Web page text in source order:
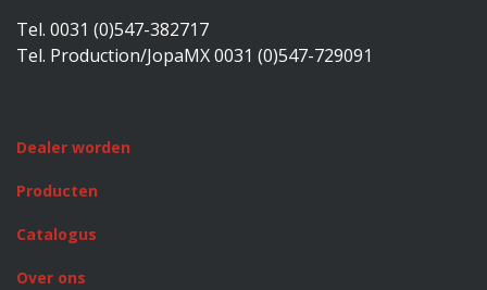
Tel. 0031 (0)547-382717
Tel. Production/JopaMX 0031 (0)547-729091
Dealer worden
Producten
Catalogus
Over ons